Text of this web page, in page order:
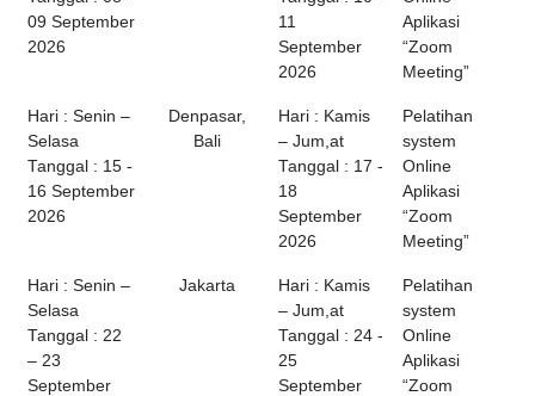
09 September
2026
11
September
2026
Aplikasi
“Zoom
Meeting”
Hari : Senin –
Selasa
Tanggal : 15 -
16 September
2026
Denpasar,
Bali
Hari : Kamis
– Jum,at
Tanggal : 17 -
18
September
2026
Pelatihan
system
Online
Aplikasi
“Zoom
Meeting”
Hari : Senin –
Selasa
Tanggal : 22
– 23
September
Jakarta
Hari : Kamis
– Jum,at
Tanggal : 24 -
25
September
Pelatihan
system
Online
Aplikasi
“Zoom